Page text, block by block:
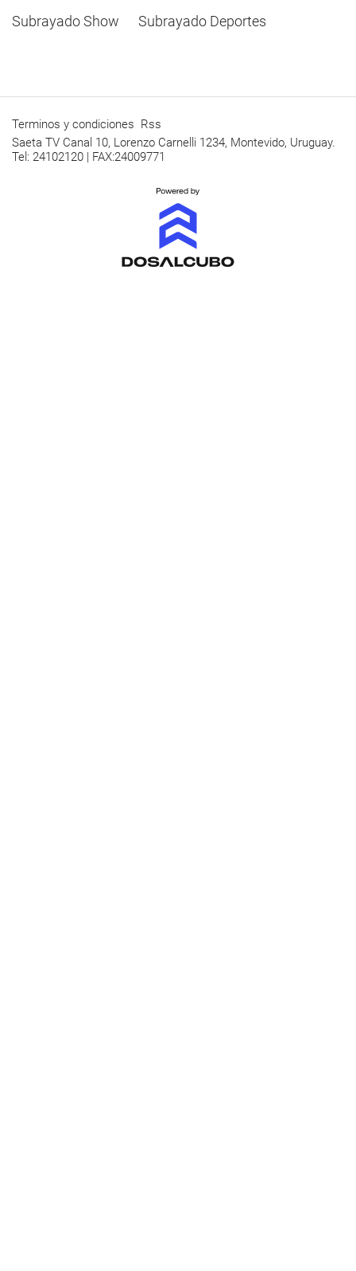
Subrayado Show Subrayado Deportes
Terminos y condiciones Rss
Saeta TV Canal 10, Lorenzo Carnelli 1234, Montevido, Uruguay.
Tel: 24102120 | FAX:24009771